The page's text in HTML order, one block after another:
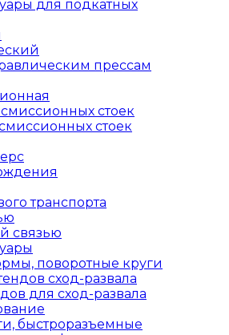
для подкатных
прессам
стоек
стоек
транспорта
связью
поворотные круги
сход-развала
для сход-развала
быстроразъемные